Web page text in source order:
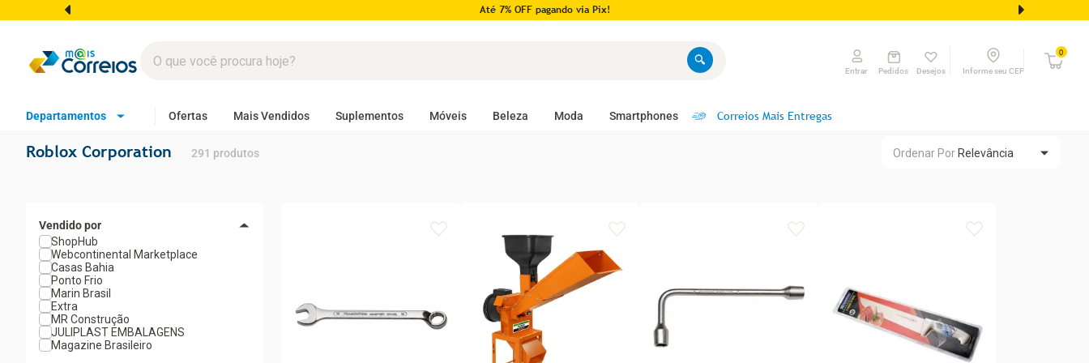
Pague em até 10x no cartão!
Entrar Pedidos Desejos Informe seu CEP
0
Departamentos Ofertas Mais Vendidos Suplementos Móveis Beleza Moda Smartphones Correios Mais Entregas
Roblox Corporation 291 produtos Ordenar Por Relevância
ShopHub
Webcontinental Marketplace
Casas Bahia
Ponto Frio
Marin Brasil
Extra
MR Construção
JULIPLAST EMBALAGENS
Magazine Brasileiro